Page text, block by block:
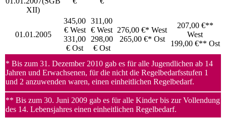
XII)
01.01.2005
345,00
€ West
331,00
€ Ost
311,00
€ West
298,00
€ Ost
276,00 €* West
265,00 €* Ost
207,00 €**
West
199,00 €** Ost
* Bis zum 31. Dezember 2010 gab es für alle Jugendlichen ab 14
Jahren und Erwachsenen, für die nicht die Regelbedarfsstufen 1
und 2 anzuwenden waren, einen einheitlichen Regelbedarf.
** Bis zum 30. Juni 2009 gab es für alle Kinder bis zur Vollendung
des 14. Lebensjahres einen einheitlichen Regelbedarf.